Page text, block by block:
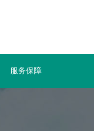
服务保障